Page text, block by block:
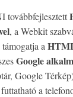
továbbfejlesztett
, a Webkit
a
Google
Google
futtatható a